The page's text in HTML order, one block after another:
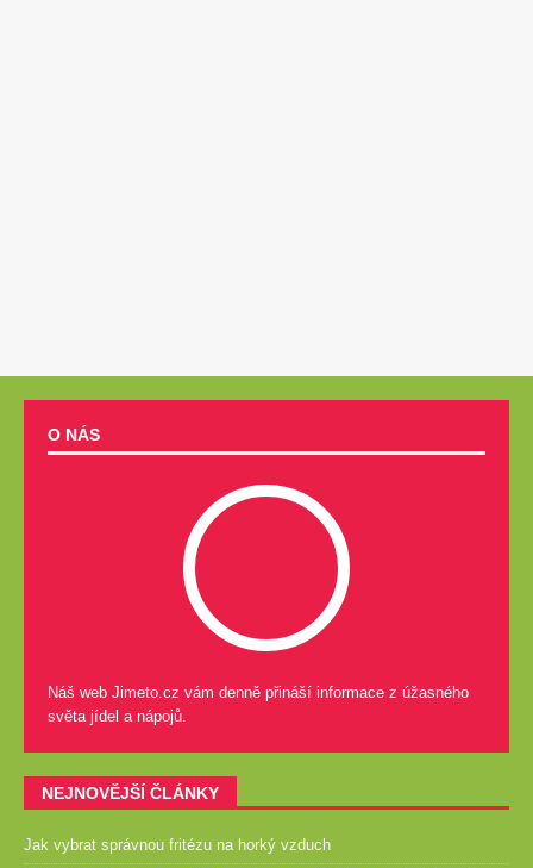
O NÁS
Náš web Jimeto.cz vám denně přináší informace z úžasného
světa jídel a nápojů.
NEJNOVĚJŠÍ ČLÁNKY
Jak vybrat správnou fritézu na horký vzduch